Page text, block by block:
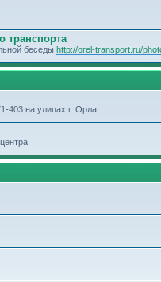
транспорта
беседы http://orel-transport.ru/
403 на улицах г. Орла